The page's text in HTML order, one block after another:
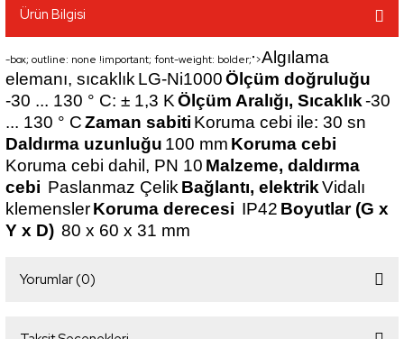
Ürün Bilgisi
-box; outline: none !important; font-weight: bolder;">Algılama
elemanı, sıcaklık LG-Ni1000Ölçüm doğruluğu
-30 ... 130 ° C: ± 1,3 KÖlçüm Aralığı, Sıcaklık-30
... 130 ° CZaman sabiti Koruma cebi ile: 30 sn
Daldırma uzunluğu 100 mm Koruma cebi
Koruma cebi dahil, PN 10 Malzeme, daldırma
cebi Paslanmaz Çelik Bağlantı, elektrikVidalı
klemenslerKoruma derecesi IP42 Boyutlar (G x
Y x D) 80 x 60 x 31 mm
Yorumlar (0)